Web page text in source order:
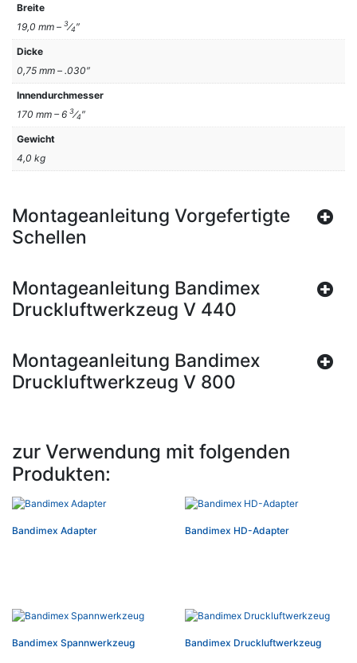
Breite
19,0 mm – 3⁄4″
Dicke
0,75 mm – .030″
Innendurchmesser
170 mm – 6 3⁄4″
Gewicht
4,0 kg
Montageanleitung Vorgefertigte
Schellen
Montageanleitung Bandimex
Druckluftwerkzeug V 440
Montageanleitung Bandimex
Druckluftwerkzeug V 800
zur Verwendung mit folgenden
Produkten:
Bandimex Adapter Bandimex HD-Adapter
Bandimex Spannwerkzeug Bandimex Druckluftwerkzeug